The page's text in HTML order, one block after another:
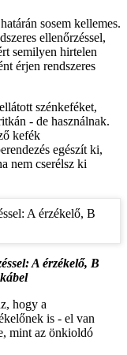
sosem kellemes.
ellenőrzéssel,
semilyen hirtelen
érjen rendszeres
szénkeféket,
- de használnak.
kefék
egészít ki,
nem cserélsz ki
A érzékelő, B
hogy a
is - el van
mint az önkioldó